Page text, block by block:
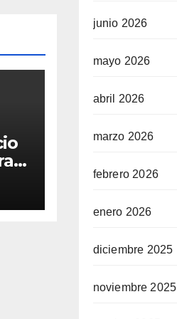
junio 2026
mayo 2026
abril 2026
marzo 2026
febrero 2026
enero 2026
diciembre 2025
noviembre 2025